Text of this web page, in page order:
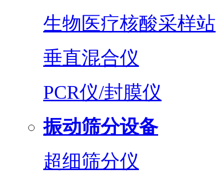
生物医疗核酸采样站
垂直混合仪
PCR仪/封膜仪
振动筛分设备
超细筛分仪